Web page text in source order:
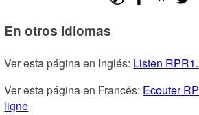
En otros idiomas
Ver esta página en Inglés: Listen
Ver esta página en Francés: Ecouter
ligne